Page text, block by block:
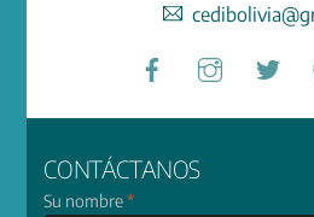
Facebook
CONTÁCTANOS
Su nombre*